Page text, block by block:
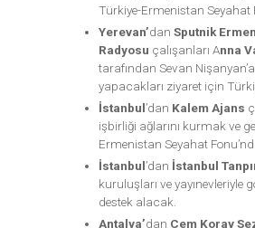
Türkiye-Ermenistan Seyahat
Yerevan’dan Sputnik
Radyosu çalışanları Anna
tarafından Sevan
yapacakları ziyaret için
İstanbul’dan Kalem Ajans
işbirliği ağlarını kurmak ve
Ermenistan Seyahat
İstanbul’dan İstanbul
kuruluşları ve yayınevleriyle
destek alacak.
Antalya’dan Cem Koray